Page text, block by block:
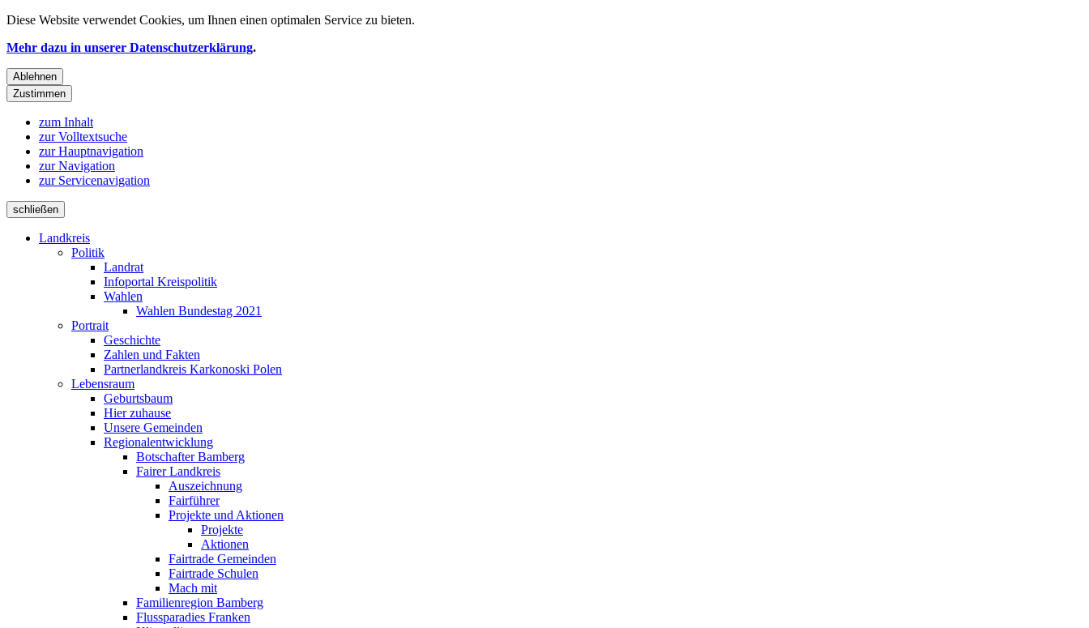
Diese Website verwendet Cookies, um Ihnen einen optimalen Service zu bieten.
Mehr dazu in unserer Datenschutzerklärung.
Ablehnen
Zustimmen
zum Inhalt
zur Volltextsuche
zur Hauptnavigation
zur Navigation
zur Servicenavigation
schließen
Landkreis
Politik
Landrat
Infoportal Kreispolitik
Wahlen
Wahlen Bundestag 2021
Portrait
Geschichte
Zahlen und Fakten
Partnerlandkreis Karkonoski Polen
Lebensraum
Geburtsbaum
Hier zuhause
Unsere Gemeinden
Regionalentwicklung
Botschafter Bamberg
Fairer Landkreis
Auszeichnung
Fairführer
Projekte und Aktionen
Projekte
Aktionen
Fairtrade Gemeinden
Fairtrade Schulen
Mach mit
Familienregion Bamberg
Flussparadies Franken